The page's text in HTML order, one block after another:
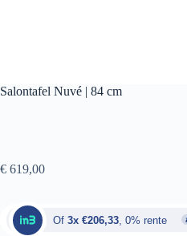
Salontafel Nuvé | 84 cm
€ 619,00
Of 3x €206,33 , 0% rente